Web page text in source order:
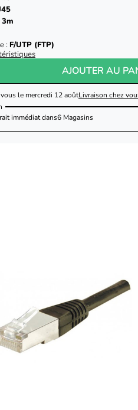
3m
: F/UTP (FTP)
AJOUTER AU
le mercredi 12 aoûtLivraison chez
immédiat dans6 Magasins